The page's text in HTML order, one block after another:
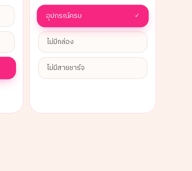
อุปกรณ์ครบ ✓
ไม่มีกล่อง
ไม่มีสายชาร์จ